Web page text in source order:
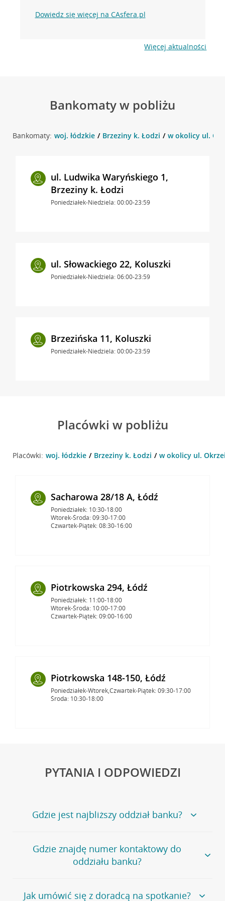
Dowiedz się więcej na CAsfera.pl
Więcej aktualności
Bankomaty w pobliżu
Bankomaty: woj. łódzkie Brzeziny k. Łodzi w okolicy ul.
ul. Ludwika Waryńskiego 1,
Brzeziny k. Łodzi
Poniedziałek-Niedziela: 00:00-23:59
ul. Słowackiego 22, Koluszki
Poniedziałek-Niedziela: 06:00-23:59
Brzezińska 11, Koluszki
Poniedziałek-Niedziela: 00:00-23:59
Placówki w pobliżu
Placówki: woj. łódzkie Brzeziny k. Łodzi w okolicy ul.
Sacharowa 28/18 A, Łódź
Poniedziałek: 10:30-18:00
Wtorek-Środa: 09:30-17:00
Czwartek-Piątek: 08:30-16:00
Piotrkowska 294, Łódź
Poniedziałek: 11:00-18:00
Wtorek-Środa: 10:00-17:00
Czwartek-Piątek: 09:00-16:00
Piotrkowska 148-150, Łódź
Poniedziałek-Wtorek,Czwartek-Piątek: 09:30-17:00
Środa: 10:30-18:00
PYTANIA I ODPOWIEDZI
Gdzie jest najbliższy oddział banku?
Jeśli szukasz oddziału naszego banku, zapraszamy na
stronęPlacówki i bankomaty, na której znajduje się
wygodna wyszukiwarka.
oddziałów
Gdzie znajdę numer kontaktowy do
oddziału banku?
Bank Credit Agricole nie udostępnia ogólnego numeru
Jak umówić się z doradcą na spotkanie?